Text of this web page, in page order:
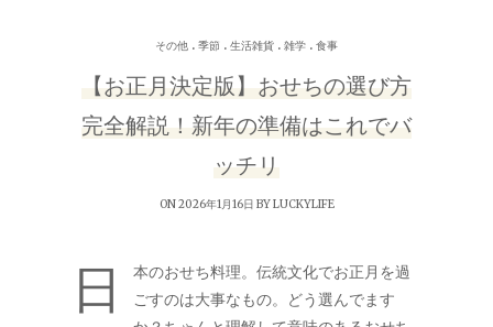
その他 . 季節 . 生活雑貨 . 雑学 . 食事
【お正月決定版】おせちの選び方
完全解説！新年の準備はこれでバ
ッチリ
ON 2026年1月16日 BYLUCKYLIFE
日
本のおせち料理。伝統文化でお正月を過
ごすのは大事なもの。どう選んでます